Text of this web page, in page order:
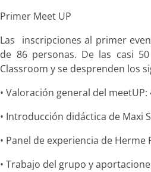
Primer Meet UP
Las
inscripciones al primer
de 86 personas. De las casi
Classroom y se desprenden los
• Valoración general del meetUP:
• Introducción didáctica de Maxi
• Panel de experiencia de Herme
• Trabajo del grupo y